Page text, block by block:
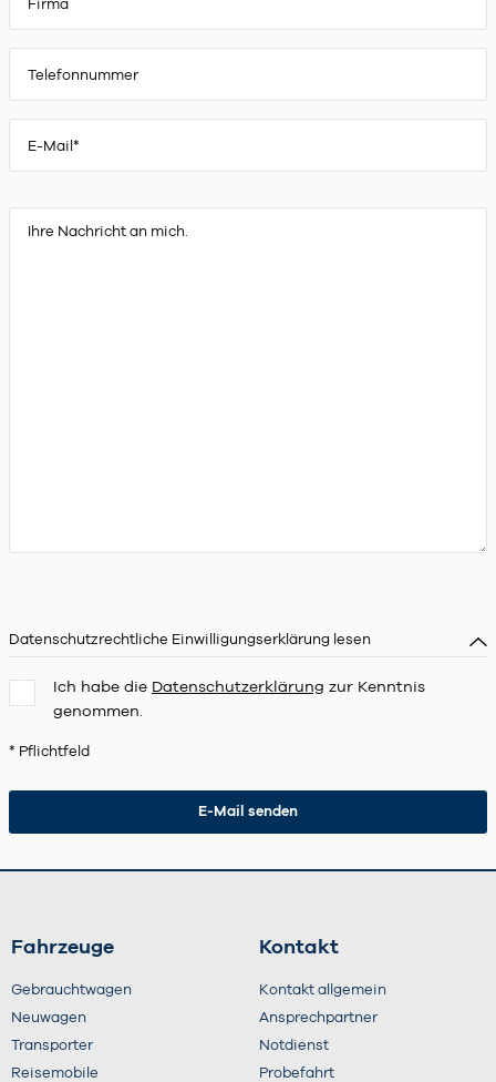
Datenschutzrechtliche Einwilligungserklärung lesen
Ich habe die Datenschutzerklärung zur Kenntnis
genommen.
* Pflichtfeld
Fahrzeuge
Gebrauchtwagen
Neuwagen
Transporter
Reisemobile
Kontakt
Kontakt allgemein
Ansprechpartner
Notdienst
Probefahrt